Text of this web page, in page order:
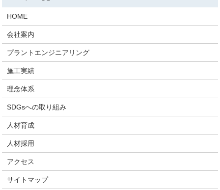
HOME
会社案内
プラントエンジニアリング
施工実績
理念体系
SDGsへの取り組み
人材育成
人材採用
アクセス
サイトマップ